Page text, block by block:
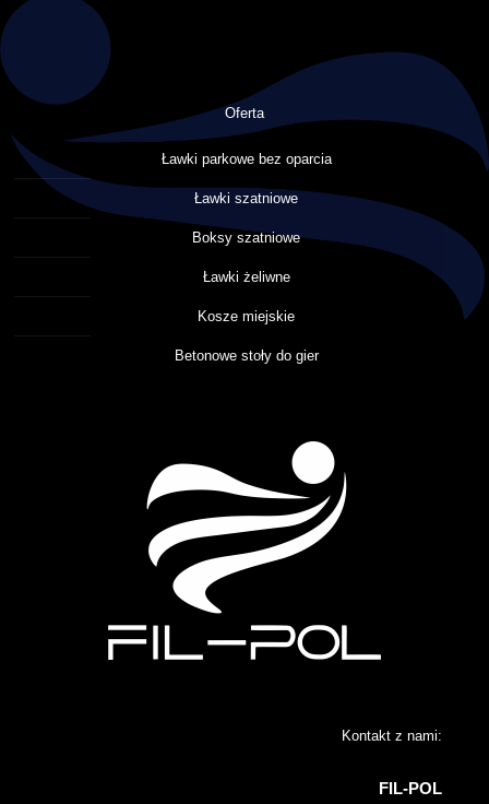
Oferta
Ławki parkowe bez oparcia
Ławki szatniowe
Boksy szatniowe
Ławki żeliwne
Kosze miejskie
Betonowe stoły do gier
Kontakt z nami:
FIL-POL